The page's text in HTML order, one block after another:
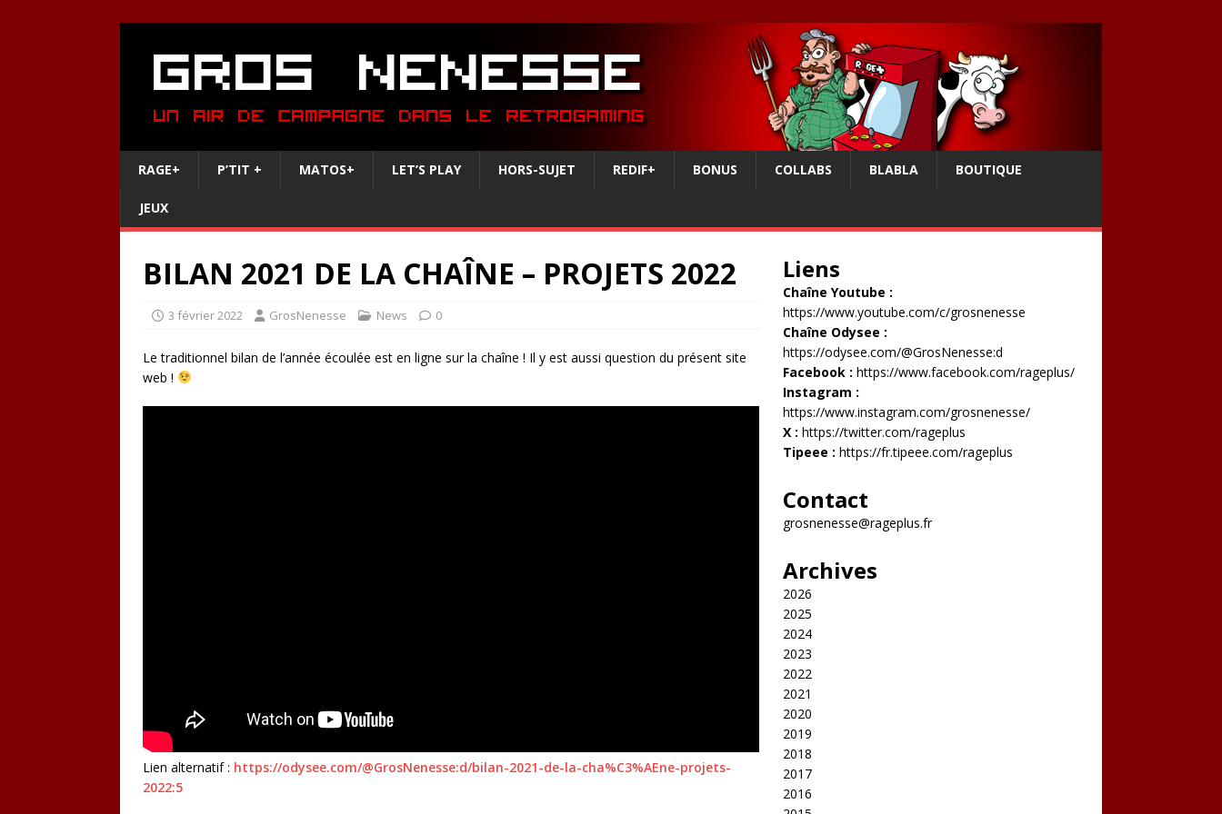
RAGE+ P’TIT + MATOS+ LET’S PLAY HORS-SUJET REDIF+ BONUS COLLABS BLABLA BOUTIQUE
JEUX
BILAN 2021 DE LA CHAÎNE – PROJETS 2022
3 février 2022 GrosNenesse News 0
Le traditionnel bilan de l’année écoulée est en ligne sur la chaîne ! Il y est aussi question du présent site
web !
Lien alternatif : https://odysee.com/@GrosNenesse:d/bilan-2021-de-la-cha%C3%AEne-projets-
2022:5
Liens
Chaîne Youtube :
https://www.youtube.com/c/grosnenesse
Chaîne Odysee :
https://odysee.com/@GrosNenesse:d
Facebook : https://www.facebook.com/rageplus/
Instagram :
https://www.instagram.com/grosnenesse/
X : https://twitter.com/rageplus
Tipeee : https://fr.tipeee.com/rageplus
Contact
grosnenesse@rageplus.fr
Archives
2026
2025
2024
2023
2022
2021
2020
2019
2018
2017
2016